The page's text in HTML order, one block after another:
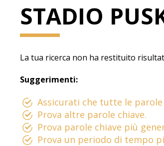
STADIO
La tua ricerca non ha restituito
Suggerimenti:
Assicurati che tutte le
Prova altre parole chiave.
Prova parole chiave più
Prova un periodo di tempo